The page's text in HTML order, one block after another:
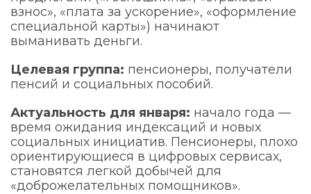
взнос», «плата за ускорение», «оформление
специальной карты») начинают
выманивать деньги.
Целевая группа: пенсионеры, получатели
пенсий и социальных пособий.
Актуальность для января: начало года —
время ожидания индексаций и новых
социальных инициатив. Пенсионеры, плохо
ориентирующиеся в цифровых сервисах,
становятся легкой добычей для
«доброжелательных помощников».